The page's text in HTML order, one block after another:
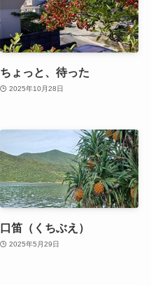
ちょっと、待った
2025年10月28日
口笛（くちぶえ）
2025年5月29日